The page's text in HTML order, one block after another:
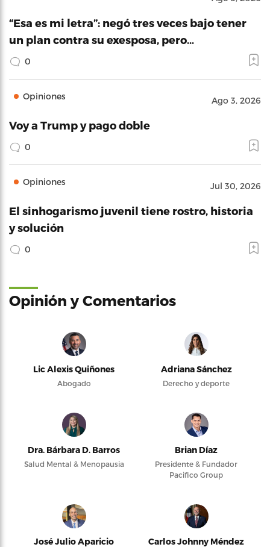
“Esa es mi letra”: negó tres veces bajo tener
un plan contra su exesposa, pero…
0
Opiniones Ago 3, 2026
Voy a Trump y pago doble
0
Opiniones Jul 30, 2026
El sinhogarismo juvenil tiene rostro, historia
y solución
0
Opinión y Comentarios
Lic Alexis Quiñones
Abogado
Adriana Sánchez
Derecho y deporte
Dra. Bárbara D. Barros
Salud Mental & Menopausia
Brian Díaz
Presidente & Fundador
Pacifico Group
José Julio Aparicio
Carlos Johnny Méndez